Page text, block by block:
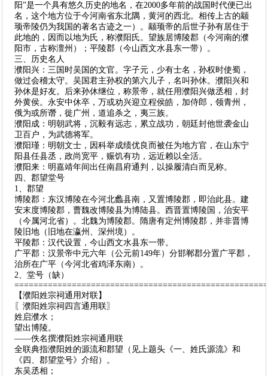
阳”是一个具有悠久历史的地名，在2000多年前的战国时代便已出
名，这个地方位于今河南省东北隅，黄河的西北。相传上古的颛
顼帝陵仍为我国的著名古迹之一）。颛顼帝的后世子孙有居住于
此地的，因而以地为氏，称濮阳氏。望族居博陵郡（今河南的濮
阳市，古称澶州）；平陵郡（今山西文水县东一带）。
三、历史名人
濮阳兴：三国时吴国的文官。字子元，少有士名，孙权时使蜀，
做过会稽太守。吴国君主孙权的第六儿子，名叫孙休。濮阳兴和
孙休是好友。后来孙休继位，称景帝，就任用濮阳兴做丞相，封
外黄侯。永安中休卒，万或劝兴迎立程侯皓，加侍郎，领青州，
俄为或所谮，徙广州，道追杀之，夷三族。
濮阳成：明朝武将，沉毅有远志，累立战功，朝廷封他世袭金山
卫百户，为武德将军。
濮阳瑾：明朝文士，因科举成绩优良而被任为地方官，在山东宁
阳县任县丞，政尚宽平，赈饥有功，远近赖以全活。
濮阳来：明嘉靖年间出任南昌府通判，以操履清白而见称。
四、郡望堂号
1、郡望
博陵郡：东汉博陵在今河北蠡县南，又置博陵郡，即治此县。建
安末度博陵郡，曹魏改博陵县为博陆县。西晋置博陵国，治安平
（今属河北省）。北魏为博陵郡。隋唐有定州博陵郡，并非晋博
陵旧地（旧地在瀛州、深州境）。
平陵郡：汉代设置，今山西文水县东一带。
广平郡：汉景帝中元六年（公元前149年）分邯郸郡分置广平郡，
治所在广平（今河北省鸡泽东南）。
2、堂号（缺）
【濮阳姓宗祠通用对联】
〖濮阳姓宗祠四言通用联〗
姓启濮水；
望出博陵。
——佚名撰濮阳姓宗祠通用联
全联典指濮阳姓的源流和郡望（见上题头《一、姓氏源流》和
《四、郡望堂号》介绍）。
东吴丞相；